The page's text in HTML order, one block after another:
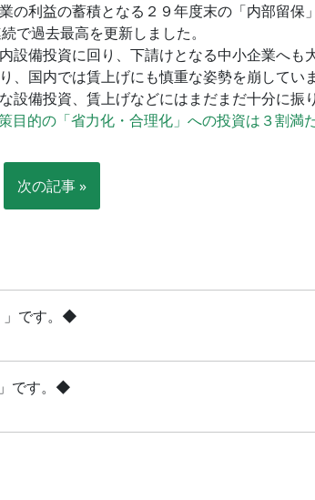
利益の蓄積となる２９年度末の「内部留保」
で過去最高を更新しました。
設備投資に回り、下請けとなる中小企業へ
国内では賃上げにも慎重な姿勢を崩していま
備投資、賃上げなどにはまだまだ十分に振
目的の「省力化・合理化」への投資は３割満た
次の記事 »
」です。◆
です。◆